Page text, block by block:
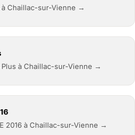
à Chaillac-sur-Vienne →
Plus à Chaillac-sur-Vienne →
2016 à Chaillac-sur-Vienne →